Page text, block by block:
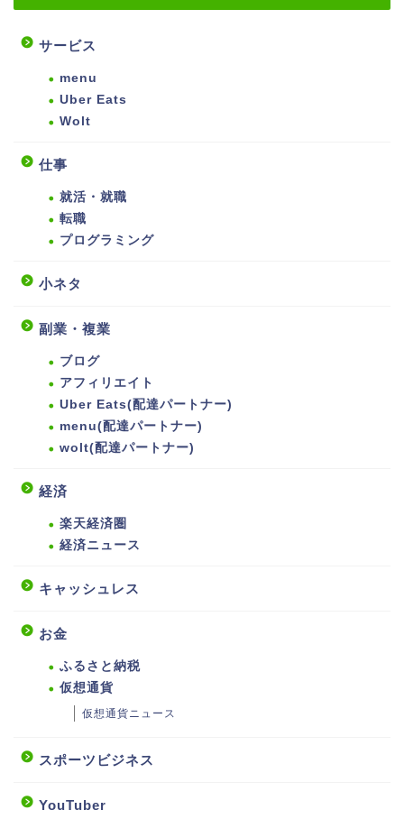
サービス
menu
Uber Eats
Wolt
仕事
就活・就職
転職
プログラミング
小ネタ
副業・複業
ブログ
アフィリエイト
Uber Eats(配達パートナー)
menu(配達パートナー)
wolt(配達パートナー)
経済
楽天経済圏
経済ニュース
キャッシュレス
お金
ふるさと納税
仮想通貨
仮想通貨ニュース
スポーツビジネス
YouTuber